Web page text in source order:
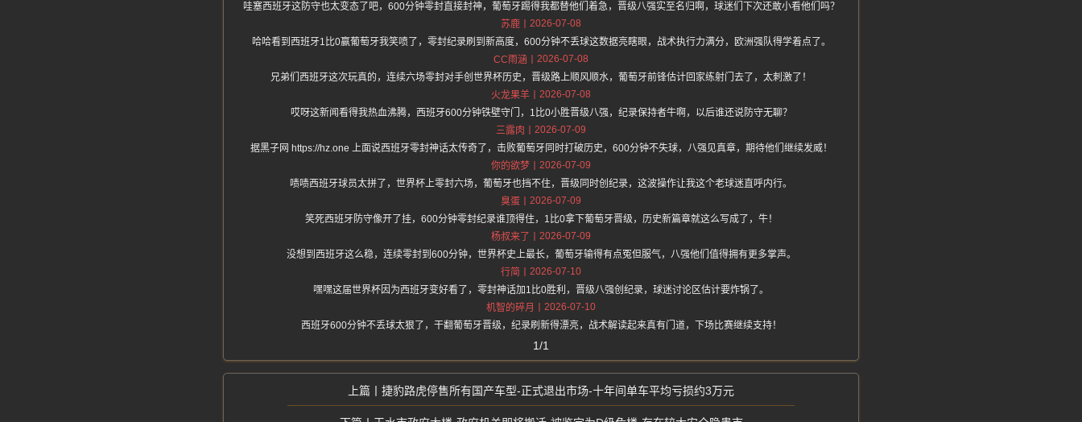
哇塞西班牙这防守也太变态了吧，600分钟零封直接封神，葡萄牙踢得我都替他们着急，晋级八强实至名归啊，球迷们下次还敢小看他们吗？
苏鹿
2026-07-08
哈哈看到西班牙1比0赢葡萄牙我笑喷了，零封纪录刷到新高度，600分钟不丢球这数据亮瞎眼，战术执行力满分，欧洲强队得学着点了。
CC雨涵
2026-07-08
兄弟们西班牙这次玩真的，连续六场零封对手创世界杯历史，晋级路上顺风顺水，葡萄牙前锋估计回家练射门去了，太刺激了！
火龙果羊
2026-07-08
哎呀这新闻看得我热血沸腾，西班牙600分钟铁壁守门，1比0小胜晋级八强，纪录保持者牛啊，以后谁还说防守无聊？
三露肉
2026-07-09
据黑子网 https://hz.one 上面说西班牙零封神话太传奇了，击败葡萄牙同时打破历史，600分钟不失球，八强见真章，期待他们继续发威！
你的欲梦
2026-07-09
啧啧西班牙球员太拼了，世界杯上零封六场，葡萄牙也挡不住，晋级同时创纪录，这波操作让我这个老球迷直呼内行。
臭蛋
2026-07-09
笑死西班牙防守像开了挂，600分钟零封纪录谁顶得住，1比0拿下葡萄牙晋级，历史新篇章就这么写成了，牛！
杨叔来了
2026-07-09
没想到西班牙这么稳，连续零封到600分钟，世界杯史上最长，葡萄牙输得有点冤但服气，八强他们值得拥有更多掌声。
行简
2026-07-10
嘿嘿这届世界杯因为西班牙变好看了，零封神话加1比0胜利，晋级八强创纪录，球迷讨论区估计要炸锅了。
机智的碎月
2026-07-10
西班牙600分钟不丢球太狠了，干翻葡萄牙晋级，纪录刷新得漂亮，战术解读起来真有门道，下场比赛继续支持！
1/1
捷豹路虎停售所有国产车型-正式退出市场-十年间单车平均亏损约3万元